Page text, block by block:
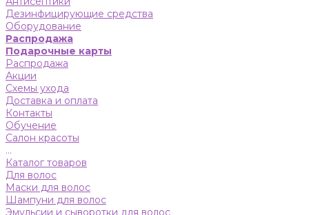
Дезинфицирующие средства
Оборудование
Распродажа
Подарочные карты
Распродажа
Акции
Схемы ухода
Доставка и оплата
Контакты
Обучение
Салон красоты
...
Каталог товаров
Для волос
Маски для волос
Шампуни для волос
Эмульсии и сыворотки для волос